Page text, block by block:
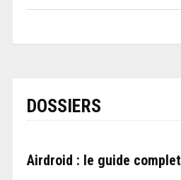
DOSSIERS
Airdroid : le guide complet